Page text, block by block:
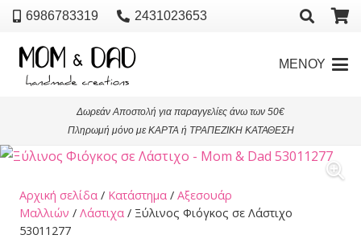
6986783319 2431023653
ΜΕΝΟΥ
Δωρεάν Αποστολή για παραγγελίες άνω των 50€
Πληρωμή μόνο με ΚΑΡΤΑ ή ΤΡΑΠΕΖΙΚΗ ΚΑΤΑΘΕΣΗ
Αρχική σελίδα / Κατάστημα / Αξεσουάρ
Μαλλιών / Λάστιχα / Ξύλινος Φιόγκος σε Λάστιχο
53011277